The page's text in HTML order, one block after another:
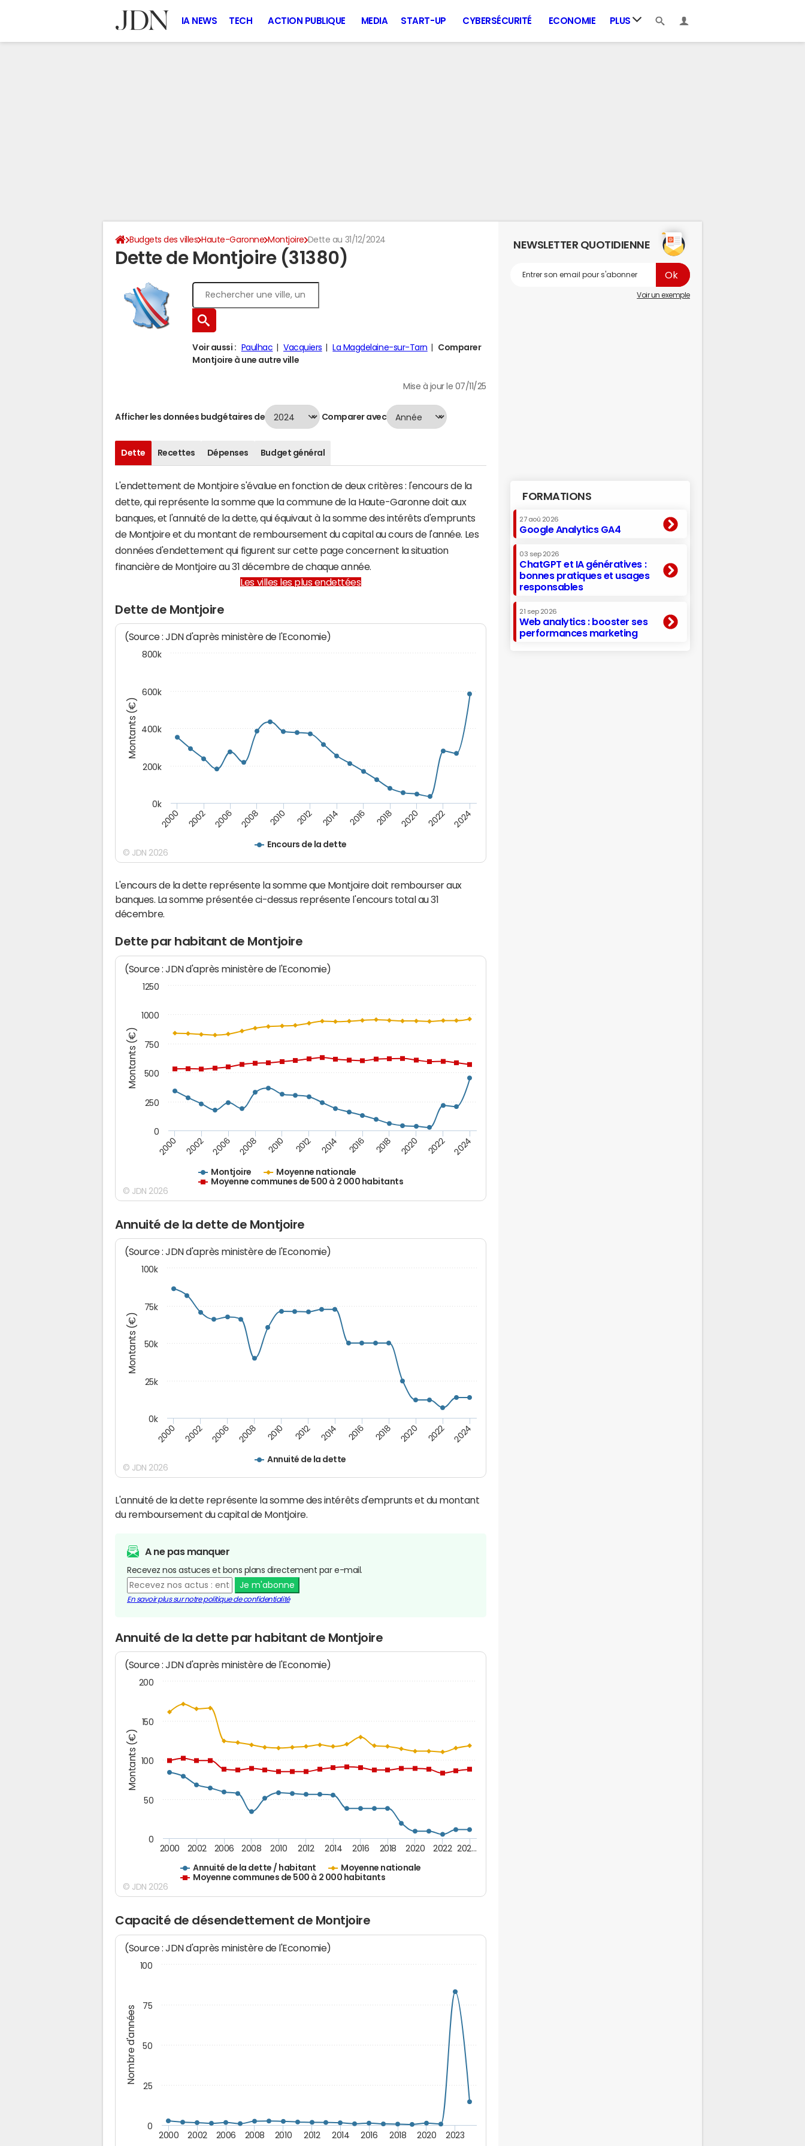
IA NEWS TECH ACTION PUBLIQUE MEDIA START-UP CYBERSÉCURITÉ ECONOMIE PLUS
Budgets des villes Haute-Garonne Montjoire Dette au 31/12/2024
Dette de Montjoire (31380)
Voir aussi : Paulhac Vacquiers La Magdelaine-sur-Tarn
Comparer
Montjoire à une autre ville
Mise à jour le 07/11/25
Afficher les données budgétaires de Comparer avec
Dette Recettes Dépenses Budget général
L'endettement de Montjoire s'évalue en fonction de deux critères : l'encours de la
dette, qui représente la somme que la commune de la Haute-Garonne doit aux
banques, et l'annuité de la dette, qui équivaut à la somme des intérêts d'emprunts
de Montjoire et du montant de remboursement du capital au cours de l'année. Les
données d'endettement qui figurent sur cette page concernent la situation
financière de Montjoire au 31 décembre de chaque année.
Les villes les plus endettées
Dette de Montjoire
Montants (€)
(Source : JDN d'après ministère de l'Economie)
Encours de la dette
2000 2002 2006 2008 2010 2012 2014 2016 2018 2020 2022 2024
0k
200k
400k
600k
800k
© JDN 2026
L'encours de la dette représente la somme que Montjoire doit rembourser aux
banques. La somme présentée ci-dessus représente l'encours total au 31
décembre.
Dette par habitant de Montjoire
Montants (€)
(Source : JDN d'après ministère de l'Economie)
Montjoire
Moyenne nationale
Moyenne communes de 500 à 2 000 habitants
2000 2002 2006 2008 2010 2012 2014 2016 2018 2020 2022 2024
0
250
500
750
1000
1250
© JDN 2026
Annuité de la dette de Montjoire
Montants (€)
(Source : JDN d'après ministère de l'Economie)
Annuité de la dette
2000 2002 2006 2008 2010 2012 2014 2016 2018 2020 2022 2024
0k
25k
50k
75k
100k
© JDN 2026
L'annuité de la dette représente la somme des intérêts d'emprunts et du montant
du remboursement du capital de Montjoire.
A ne pas manquer
Recevez nos astuces et bons plans directement par e-mail.
Je m'abonne
En savoir plus sur notre politique de confidentialité
Annuité de la dette par habitant de Montjoire
Montants (€)
(Source : JDN d'après ministère de l'Economie)
Annuité de la dette / habitant
Moyenne nationale
Moyenne communes de 500 à 2 000 habitants
2000 2002 2006 2008 2010 2012 2014 2016 2018 2020 2022 202…
0
50
100
150
200
© JDN 2026
Capacité de désendettement de Montjoire
Nombre d'années
(Source : JDN d'après ministère de l'Economie)
2000 2002 2006 2008 2010 2012 2014 2016 2018 2020 2023
0
25
50
75
100
NEWSLETTER QUOTIDIENNE
Voir un exemple
FORMATIONS
27 aoû 2026
Google Analytics GA4
03 sep 2026
ChatGPT et IA génératives :
bonnes pratiques et usages
responsables
21 sep 2026
Web analytics : booster ses
performances marketing